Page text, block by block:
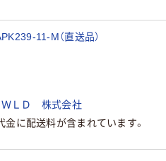
11-M（直送品）
ＬＤ 株式会社
に配送料が含まれています。